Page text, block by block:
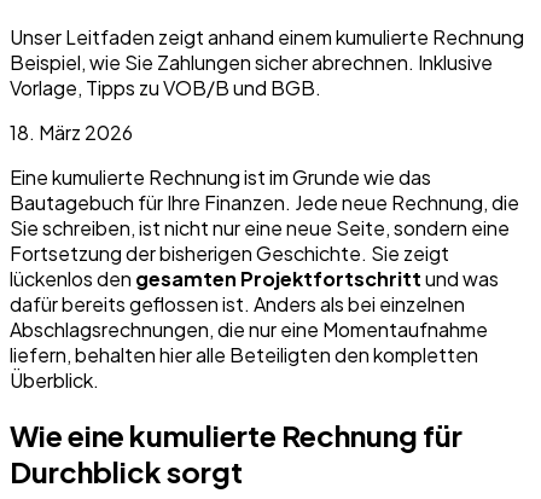
Unser Leitfaden zeigt anhand einem kumulierte Rechnung
Beispiel, wie Sie Zahlungen sicher abrechnen. Inklusive
Vorlage, Tipps zu VOB/B und BGB.
18. März 2026
Eine kumulierte Rechnung ist im Grunde wie das
Bautagebuch für Ihre Finanzen. Jede neue Rechnung, die
Sie schreiben, ist nicht nur eine neue Seite, sondern eine
Fortsetzung der bisherigen Geschichte. Sie zeigt
lückenlos den gesamten Projektfortschrittund was
dafür bereits geflossen ist. Anders als bei einzelnen
Abschlagsrechnungen, die nur eine Momentaufnahme
liefern, behalten hier alle Beteiligten den kompletten
Überblick.
Wie eine kumulierte Rechnung für
Durchblick sorgt